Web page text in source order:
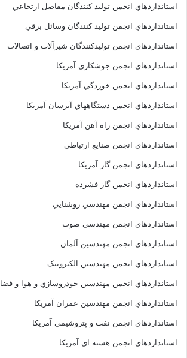
استانداردهاي انجمن توليد کنندگان مفاصل ارتجاعي
استانداردهاي انجمن توليد کنندگان وسائل برقي
استانداردهاي انجمن توليدکنندگان شيرآلات و اتصالات
استانداردهاي انجمن جوشکاري آمريکا
استانداردهاي انجمن خوردگي آمريکا
استانداردهاي انجمن دستگاههاي آبرسان آمريکا
استانداردهاي انجمن راه آهن آمريکا
استانداردهاي انجمن صنايع ارتباطي
استانداردهاي انجمن گاز آمريکا
استانداردهاي انجمن گاز فشرده
استانداردهاي انجمن مهندسي روشنايي
استانداردهاي انجمن مهندسي صوت
استانداردهاي انجمن مهندسين آلمان
استانداردهاي انجمن مهندسين الکترونيک
استانداردهاي انجمن مهندسين خودروسازي و هوا و فضا
استانداردهاي انجمن مهندسين عمران آمريکا
استانداردهاي انجمن نفت و پتروشيمي آمريکا
استانداردهاي انجمن هسته اي آمريکا